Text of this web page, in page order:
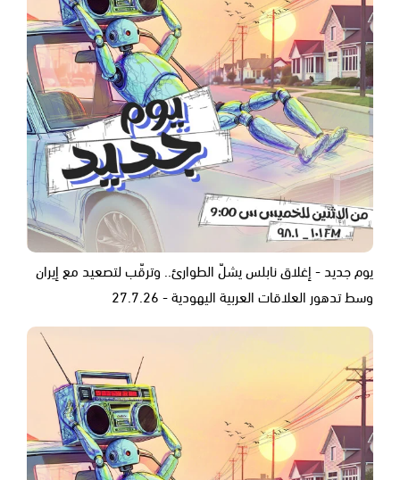
يوم جديد - إغلاق نابلس يشلّ الطوارئ.. وترقّب لتصعيد مع إيران
وسط تدهور العلاقات العربية اليهودية - 27.7.26